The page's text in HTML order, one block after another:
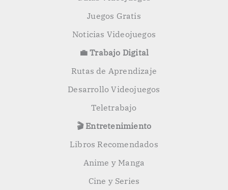
Juegos Gratis
Noticias Videojuegos
💼 Trabajo Digital
Rutas de Aprendizaje
Desarrollo Videojuegos
Teletrabajo
🎬 Entretenimiento
Libros Recomendados
Anime y Manga
Cine y Series